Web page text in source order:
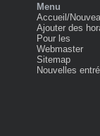
Menu
Accueil/
Ajouter des
Pour les
Webmaster
Sitemap
Nouvelles